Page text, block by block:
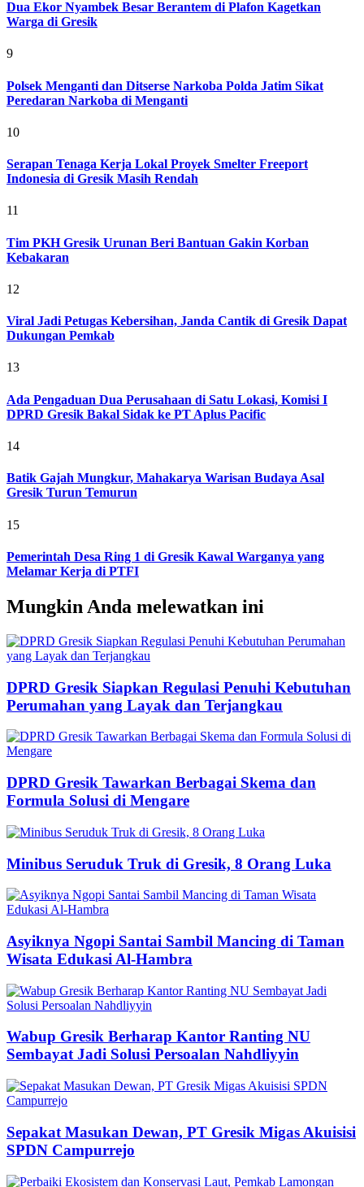
Dua Ekor Nyambek Besar Berantem di Plafon Kagetkan
Warga di Gresik
9
Polsek Menganti dan Ditserse Narkoba Polda Jatim Sikat
Peredaran Narkoba di Menganti
10
Serapan Tenaga Kerja Lokal Proyek Smelter Freeport
Indonesia di Gresik Masih Rendah
11
Tim PKH Gresik Urunan Beri Bantuan Gakin Korban
Kebakaran
12
Viral Jadi Petugas Kebersihan, Janda Cantik di Gresik Dapat
Dukungan Pemkab
13
Ada Pengaduan Dua Perusahaan di Satu Lokasi, Komisi I
DPRD Gresik Bakal Sidak ke PT Aplus Pacific
14
Batik Gajah Mungkur, Mahakarya Warisan Budaya Asal
Gresik Turun Temurun
15
Pemerintah Desa Ring 1 di Gresik Kawal Warganya yang
Melamar Kerja di PTFI
Mungkin Anda melewatkan ini
DPRD Gresik Siapkan Regulasi Penuhi Kebutuhan
Perumahan yang Layak dan Terjangkau
DPRD Gresik Tawarkan Berbagai Skema dan
Formula Solusi di Mengare
Minibus Seruduk Truk di Gresik, 8 Orang Luka
Asyiknya Ngopi Santai Sambil Mancing di Taman
Wisata Edukasi Al-Hambra
Wabup Gresik Berharap Kantor Ranting NU
Sembayat Jadi Solusi Persoalan Nahdliyyin
Sepakat Masukan Dewan, PT Gresik Migas Akuisisi
SPDN Campurrejo